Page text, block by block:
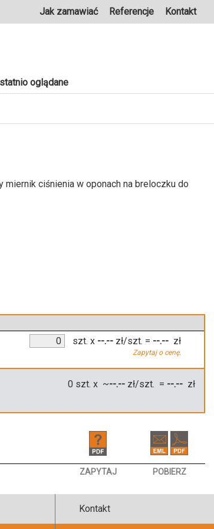
Jak zamawiać Referencje Kontakt
oglądane
ciśnienia w oponach na breloczku do
szt. x --.-- zł/szt.
Zapytaj o cenę.
= --.-- zł
0 szt. x ~--.-- zł/szt. = --.-- zł
ZAPYTAJ POBIERZ
Kontakt